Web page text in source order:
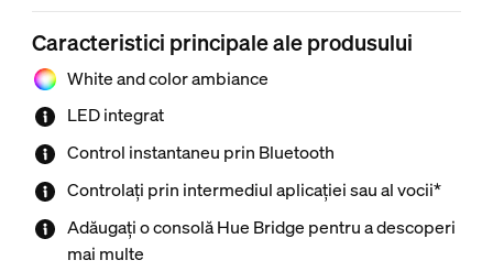
proiecta o lumină minunată ca lampă de sine stătătoare
sau integrați-o în sistemul dvs. Hue existent ca lumină
de accent. Adăugați o consolă Hue Bridge pentru a
obține acces la suita completă de caracteristici.
Caracteristici principale ale produsului
White and color ambiance
LED integrat
Control instantaneu prin Bluetooth
Controlați prin intermediul aplicației sau al vocii*
Adăugați o consolă Hue Bridge pentru a descoperi
mai multe